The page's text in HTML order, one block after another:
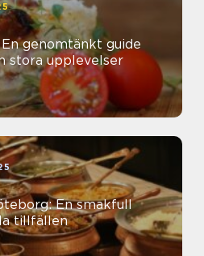
En genomtänkt guide
stora upplevelser
En smakfull
tillfällen